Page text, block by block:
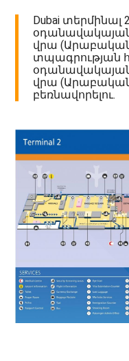
Dubai տերմինալ
վրա (Արաբական
տպագրության
վրա (Արաբական
բեռնավորելու.